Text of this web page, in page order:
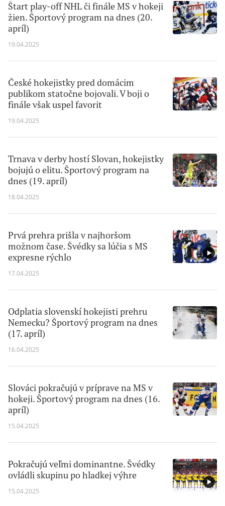
Štart play-off NHL či finále MS v hokeji
žien. Športový program na dnes (20.
apríl)
19.04.2025
České hokejistky pred domácim
publikom statočne bojovali. V boji o
finále však uspel favorit
19.04.2025
Trnava v derby hostí Slovan, hokejistky
bojujú o elitu. Športový program na
dnes (19. apríl)
18.04.2025
Prvá prehra prišla v najhoršom
možnom čase. Švédky sa lúčia s MS
expresne rýchlo
17.04.2025
Odplatia slovenskí hokejisti prehru
Nemecku? Športový program na dnes
(17. apríl)
16.04.2025
Slováci pokračujú v príprave na MS v
hokeji. Športový program na dnes (16.
apríl)
15.04.2025
Pokračujú veľmi dominantne. Švédky
ovládli skupinu po hladkej výhre
15.04.2025